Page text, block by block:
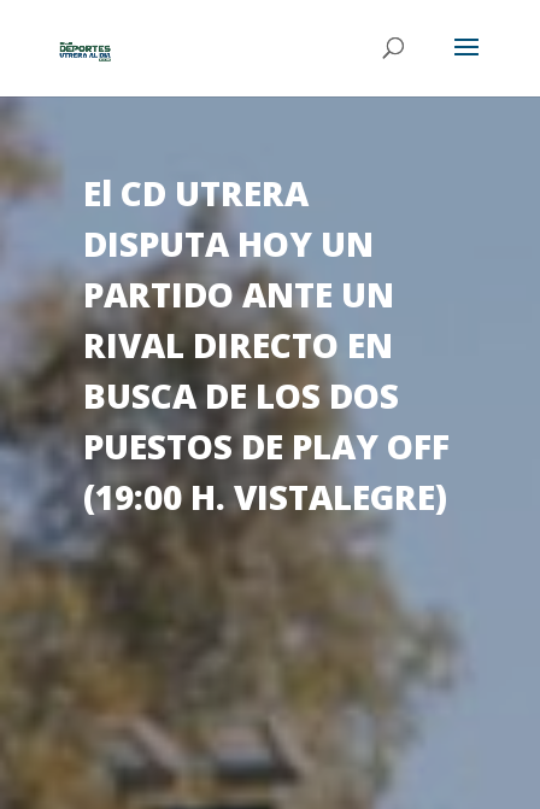
El CD UTRERA
DISPUTA HOY UN
PARTIDO ANTE UN
RIVAL DIRECTO EN
BUSCA DE LOS DOS
PUESTOS DE PLAY OFF
(19:00 H. VISTALEGRE)